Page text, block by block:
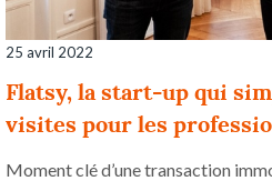
25 avril 2022
Flatsy, la start-up qui
visites pour les
Moment clé d’une transaction